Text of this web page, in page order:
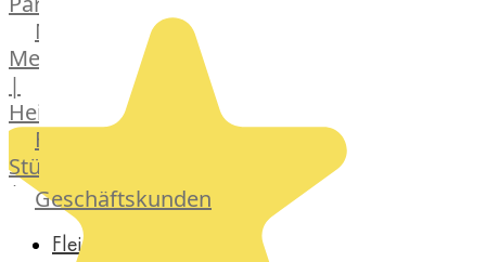
Männer
Metzger
|
Heinsberg
Feinkost
Stüttgen
|
Düsseldorf
The
Geschäftskunden
Fleisch